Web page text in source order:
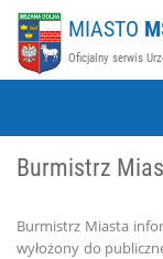
MIASTO
Oficjalny serwis
Burmistrz
Burmistrz Miasta
wyłożony do